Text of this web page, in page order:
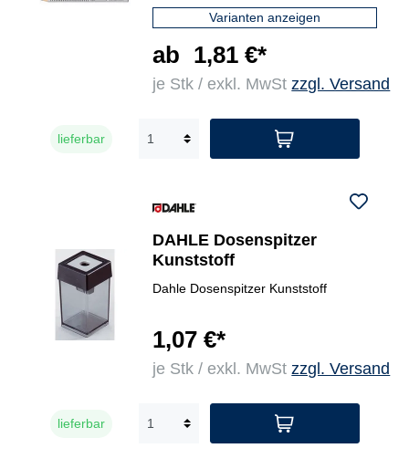
Varianten anzeigen
ab 1,81 €*
je Stk / exkl. MwStzzgl. Versand
lieferbar
DAHLE Dosenspitzer
Kunststoff
Dahle Dosenspitzer Kunststoff
1,07 €*
je Stk / exkl. MwStzzgl. Versand
lieferbar